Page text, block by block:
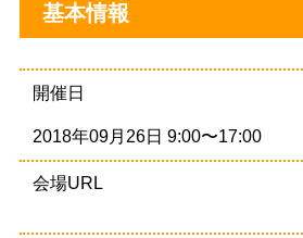
基本情報
開催日
2018年09月26日 9:00〜17:00
会場URL